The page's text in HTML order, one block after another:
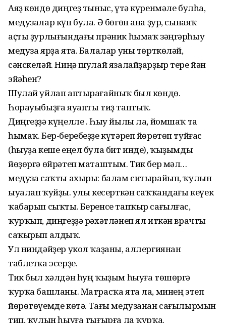
Аяҙ көндө диңгеҙ тыныс, үтә күренмәле булһа,
медузалар күп була. Ә бөгөн ана ҙур, сынаяҡ
аҫты ҙурлығындағы прәник һымаҡ зәңгәрһыу
медуза ярҙа ята. Балалар уны төрткөләй,
сәнскеләй. Ниңә шулай язалайҙарҙыр тере йән
эйәһен?
Шулай уйлап аптырағайныҡ был көндө.
Һорауыбыҙға яуапты тиҙ таптыҡ.
Диңгеҙҙә күңелле . Һыу йылы ла, йомшаҡ та
һымаҡ. Бер-беребеҙҙе күтәреп йөрөтөп туйғас
(һыуҙа кеше еңел була бит инде), ҡыҙымды
йөҙөргә өйрәтеп маташтым. Тик бер мәл…
медуза саҡты ахыры: балам ситырайып, ҡулын
ыуалап ҡуйҙы. Ҡулы кесерткән саҡҡандағы кеүек
ҡабарып сыҡты. Беренсе тапҡыр сағылғас,
ҡурҡып, диңгеҙҙә рәхәтләнеп ял иткән врачты
саҡырып алдыҡ.
Ул ниндәйҙер укол ҡаҙаны, аллергиянан
таблетка эсерҙе.
Тик был хәлдән һуң ҡыҙым һыуға төшөргә
ҡурҡа башланы. Матрасҡа ята ла, минең этеп
йөрөтөүемде көтә. Тағы медузанан сағылырмын
тип, ҡулын һыуға тығырға ла ҡурҡа.